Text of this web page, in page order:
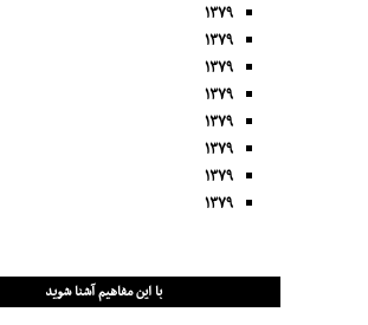
۱۳۷۹
۱۳۷۹
۱۳۷۹
۱۳۷۹
۱۳۷۹
۱۳۷۹
۱۳۷۹
۱۳۷۹
با این مفاهیم آشنا شوید